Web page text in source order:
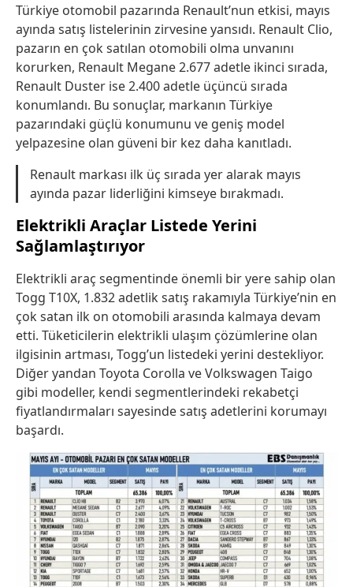
Türkiye otomobil pazarında Renault’nun etkisi, mayıs
ayında satış listelerinin zirvesine yansıdı. Renault Clio,
pazarın en çok satılan otomobili olma unvanını
korurken, Renault Megane 2.677 adetle ikinci sırada,
Renault Duster ise 2.400 adetle üçüncü sırada
konumlandı. Bu sonuçlar, markanın Türkiye
pazarındaki güçlü konumunu ve geniş model
yelpazesine olan güveni bir kez daha kanıtladı.
Renault markası ilk üç sırada yer alarak mayıs
ayında pazar liderliğini kimseye bırakmadı.
Elektrikli Araçlar Listede Yerini
Sağlamlaştırıyor
Elektrikli araç segmentinde önemli bir yere sahip olan
Togg T10X, 1.832 adetlik satış rakamıyla Türkiye’nin en
çok satan ilk on otomobili arasında kalmaya devam
etti. Tüketicilerin elektrikli ulaşım çözümlerine olan
ilgisinin artması, Togg’un listedeki yerini destekliyor.
Diğer yandan Toyota Corolla ve Volkswagen Taigo
gibi modeller, kendi segmentlerindeki rekabetçi
fiyatlandırmaları sayesinde satış adetlerini korumayı
başardı.